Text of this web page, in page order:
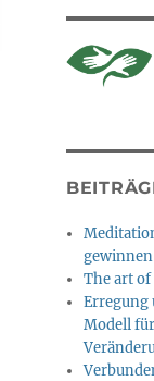
gewinnen
The art
Erregung
Modell